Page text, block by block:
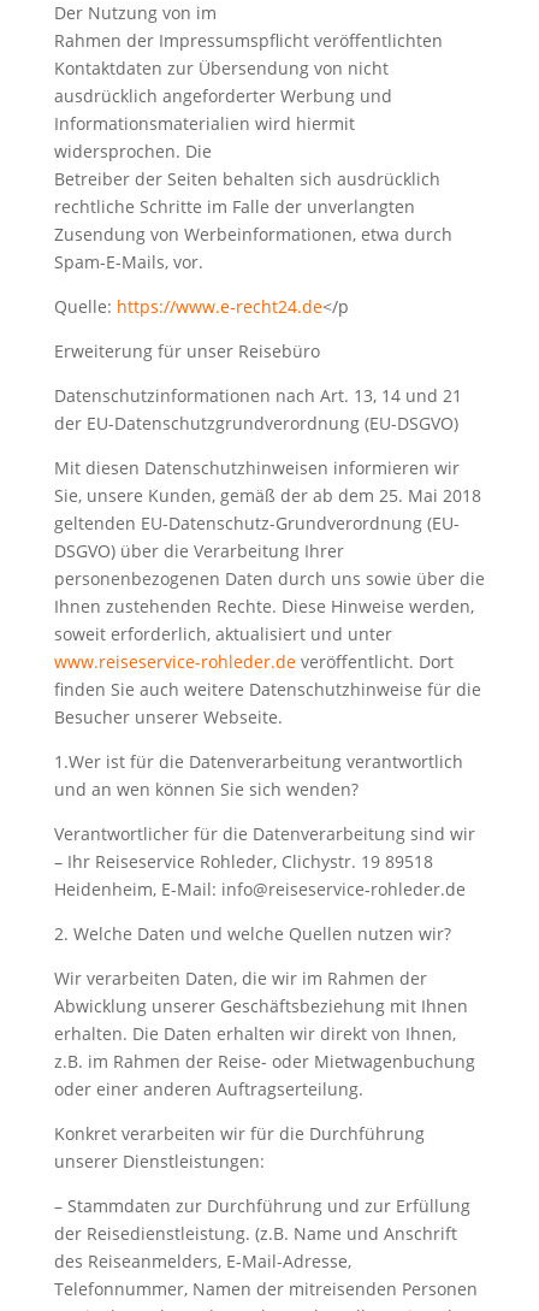
Der Nutzung von im
Rahmen der Impressumspflicht veröffentlichten
Kontaktdaten zur Übersendung von nicht
ausdrücklich angeforderter Werbung und
Informationsmaterialien wird hiermit
widersprochen. Die
Betreiber der Seiten behalten sich ausdrücklich
rechtliche Schritte im Falle der unverlangten
Zusendung von Werbeinformationen, etwa durch
Spam-E-Mails, vor.
Quelle: https://www.e-recht24.de</p
Erweiterung für unser Reisebüro
Datenschutzinformationen nach Art. 13, 14 und 21
der EU-Datenschutzgrundverordnung (EU-DSGVO)
Mit diesen Datenschutzhinweisen informieren wir
Sie, unsere Kunden, gemäß der ab dem 25. Mai 2018
geltenden EU-Datenschutz-Grundverordnung (EU-
DSGVO) über die Verarbeitung Ihrer
personenbezogenen Daten durch uns sowie über die
Ihnen zustehenden Rechte. Diese Hinweise werden,
soweit erforderlich, aktualisiert und unter
www.reiseservice-rohleder.deveröffentlicht. Dort
finden Sie auch weitere Datenschutzhinweise für die
Besucher unserer Webseite.
1.Wer ist für die Datenverarbeitung verantwortlich
und an wen können Sie sich wenden?
Verantwortlicher für die Datenverarbeitung sind wir
– Ihr Reiseservice Rohleder, Clichystr. 19 89518
Heidenheim, E-Mail: info@reiseservice-rohleder.de
2. Welche Daten und welche Quellen nutzen wir?
Wir verarbeiten Daten, die wir im Rahmen der
Abwicklung unserer Geschäftsbeziehung mit Ihnen
erhalten. Die Daten erhalten wir direkt von Ihnen,
z.B. im Rahmen der Reise- oder Mietwagenbuchung
oder einer anderen Auftragserteilung.
Konkret verarbeiten wir für die Durchführung
unserer Dienstleistungen:
– Stammdaten zur Durchführung und zur Erfüllung
der Reisedienstleistung. (z.B. Name und Anschrift
des Reiseanmelders, E-Mail-Adresse,
Telefonnummer, Namen der mitreisenden Personen